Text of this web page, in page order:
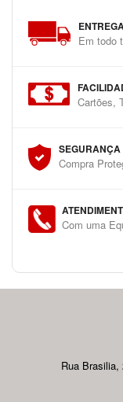
Em todo
Cartões,
SEGURANÇA
Compra
Com uma
Rua